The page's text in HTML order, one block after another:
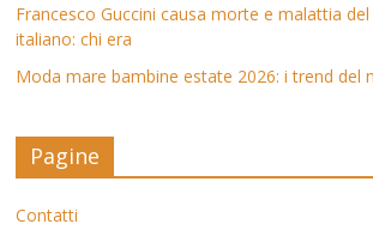
Francesco Guccini causa morte e malattia
italiano: chi era
Moda mare bambine estate 2026: i trend del
Pagine
Contatti